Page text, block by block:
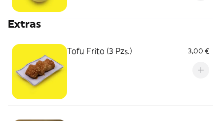
Extras
Tofu Frito (3 Pzs.) 3,00 €